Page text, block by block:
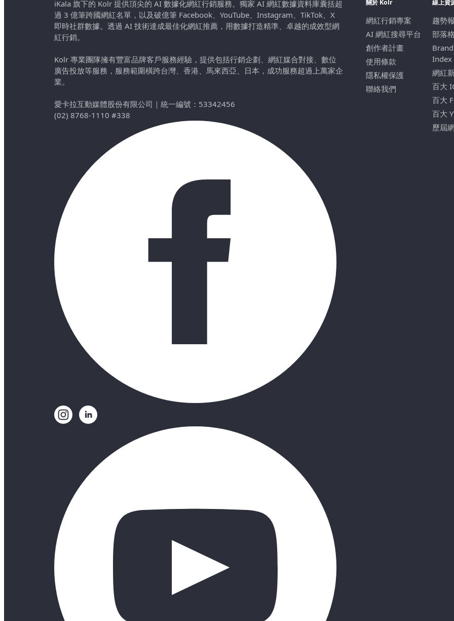
iKala 旗下的 Kolr 提供頂尖的 AI 數據化網紅行銷服務。獨家 AI 網紅數據資料庫囊括超
過 3 億筆跨國網紅名單，以及破億筆 Facebook、YouTube、Instagram、TikTok、X
即時社群數據。透過 AI 技術達成最佳化網紅推薦，用數據打造精準、卓越的成效型網
紅行銷。
Kolr 專業團隊擁有豐富品牌客戶服務經驗，提供包括行銷企劃、網紅媒合對接、數位
廣告投放等服務，服務範圍橫跨台灣、香港、馬來西亞、日本，成功服務超過上萬家企
業。
愛卡拉互動媒體股份有限公司 ｜ 統一編號：53342456
(02) 8768-1110 #338
關於 Kolr
網紅行銷專案
AI 網紅搜尋平台
創作者計畫
使用條款
隱私權保護
聯絡我們
線上資
趨勢
部落格
Index
網紅
百大
百大
百大
歷屆